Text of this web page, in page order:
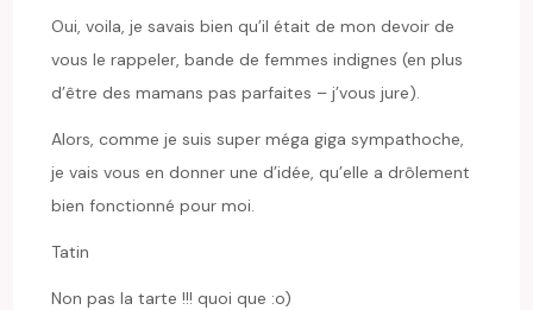
Oui, voila, je savais bien qu’il était de mon devoir de
vous le rappeler, bande de femmes indignes (en plus
d’être des mamans pas parfaites – j’vous jure).
Alors, comme je suis super méga giga sympathoche,
je vais vous en donner une d’idée, qu’elle a drôlement
bien fonctionné pour moi.
Tatin
Non pas la tarte !!! quoi que :o)